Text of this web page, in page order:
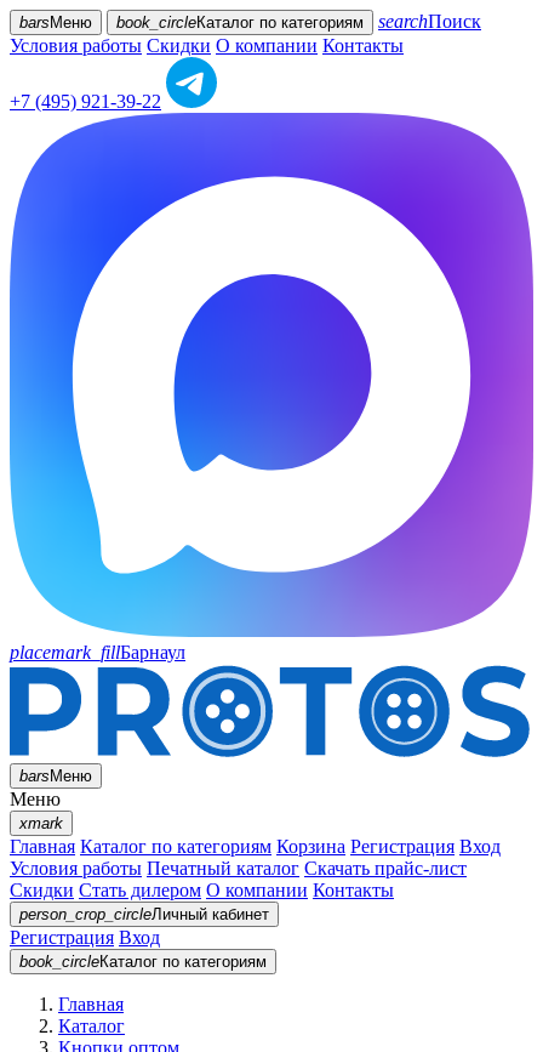
bars Меню book_circleКаталог по категориям searchПоиск
Условия работы Скидки О компании Контакты
+7 (495) 921-39-22
placemark_fillБарнаул
barsМеню
Меню
xmark
Главная Каталог по категориям Корзина Регистрация Вход
Условия работы Печатный каталог Скачать прайс-лист
Скидки Стать дилером О компании Контакты
person_crop_circleЛичный кабинет
Регистрация Вход
book_circleКаталог по категориям
Главная
Каталог
Кнопки оптом